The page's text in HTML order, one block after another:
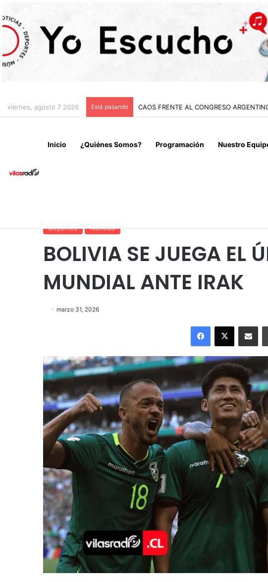
viernes, agosto 7 2026 Está pasando CHILE Y VENEZUELA OFICIALIZAN EL
Inicio ¿Quiénes Somos? Programación Nuestro
Deportes Noticias
BOLIVIA SE JUEGA EL
MUNDIAL ANTE IRAK
marzo 31, 2026
Facebook
X Enviar